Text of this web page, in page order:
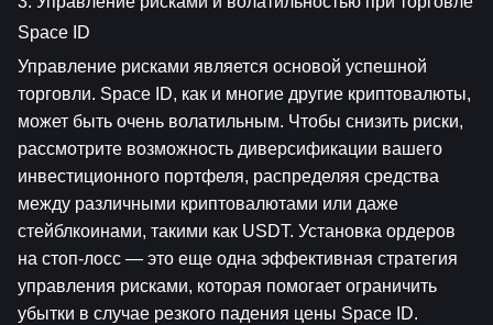
Space ID
Управление рисками является основой успешной
торговли. Space ID, как и многие другие криптовалюты,
может быть очень волатильным. Чтобы снизить риски,
рассмотрите возможность диверсификации вашего
инвестиционного портфеля, распределяя средства
между различными криптовалютами или даже
стейблкоинами, такими как USDT. Установка ордеров
на стоп-лосс — это еще одна эффективная стратегия
управления рисками, которая помогает ограничить
убытки в случае резкого падения цены Space ID.